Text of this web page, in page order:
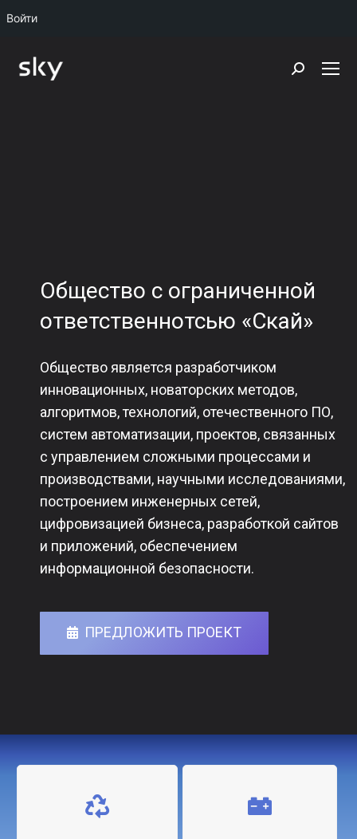
Войти
Поиск:
Общество с ограниченной
ответственнотсью «Скай»
Общество является разработчиком
инновационных, новаторских методов,
алгоритмов, технологий, отечественного ПО,
систем автоматизации, проектов, связанных
с управлением сложными процессами и
производствами, научными исследованиями,
построением инженерных сетей,
цифровизацией бизнеса, разработкой сайтов
и приложений, обеспечением
информационной безопасности.
ПРЕДЛОЖИТЬ ПРОЕКТ